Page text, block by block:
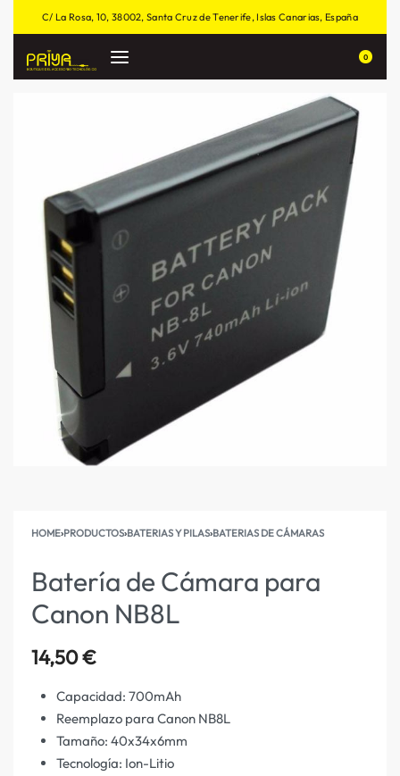
C/ La Rosa, 10, 38002, Santa Cruz de Tenerife, Islas Canarias, España
0
HOME›PRODUCTOS›BATERIAS Y PILAS›BATERIAS DE CÁMARAS
Batería de Cámara para
Canon NB8L
14,50€
Capacidad: 700mAh
Reemplazo para Canon NB8L
Tamaño: 40x34x6mm
Tecnología: Ion-Litio